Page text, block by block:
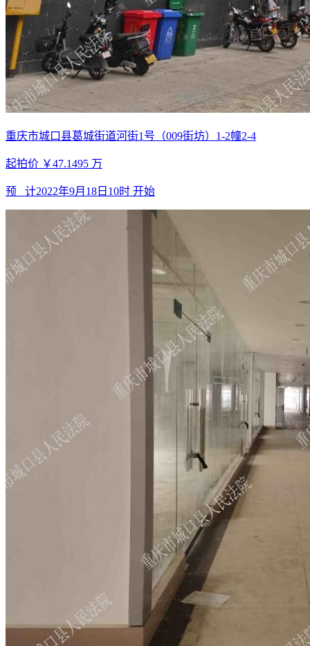
重庆市城口县葛城街道河街1号（009街坊）1-2幢2-4
起拍价 ￥47.1495 万
预 计2022年9月18日10时 开始